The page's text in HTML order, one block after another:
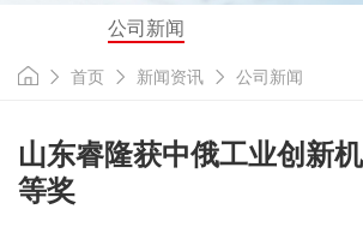
公司新闻
首页 新闻资讯 公司新闻
山东睿隆获中俄工业创新
等奖